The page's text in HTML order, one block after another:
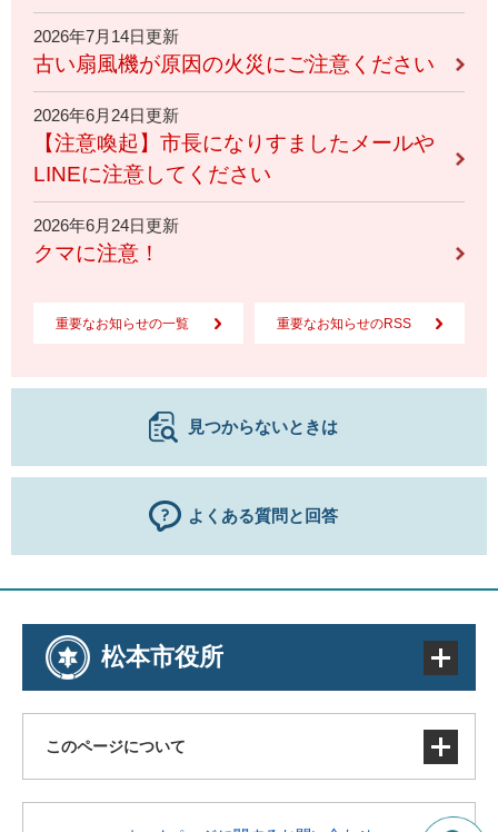
2026年7月14日更新
古い扇風機が原因の火災にご注意ください
2026年6月24日更新
【注意喚起】市長になりすましたメールや
LINEに注意してください
2026年6月24日更新
クマに注意！
重要なお知らせの一覧 重要なお知らせのRSS
見つからないときは
よくある質問と回答
松本市役所
このページについて